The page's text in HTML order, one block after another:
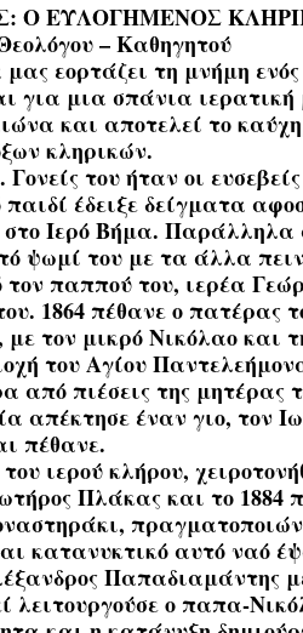
Ο ΕΥΛΟΓΗΜΕΝΟΣ
– Καθηγητού
εορτάζει τη μνήμη
για μια σπάνια
και αποτελεί το
κληρικών.
του ήταν οι
έδειξε δείγματα
Ιερό Βήμα. Παράλληλα
ψωμί του με τα άλλα
παππού του, ιερέα
1864 πέθανε ο πατέρας
τον μικρό Νικόλαο και
του Αγίου
από πιέσεις της μητέρας
απέκτησε έναν γιο, τον
πέθανε.
ιερού κλήρου,
Πλάκας και το 1884
κατανυκτικό αυτό ναό
Παπαδιαμάντης
λειτουργούσε ο παπα-